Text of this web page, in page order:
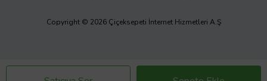
Copyright © 2026 Çiçeksepeti İnternet Hizmetleri A.Ş